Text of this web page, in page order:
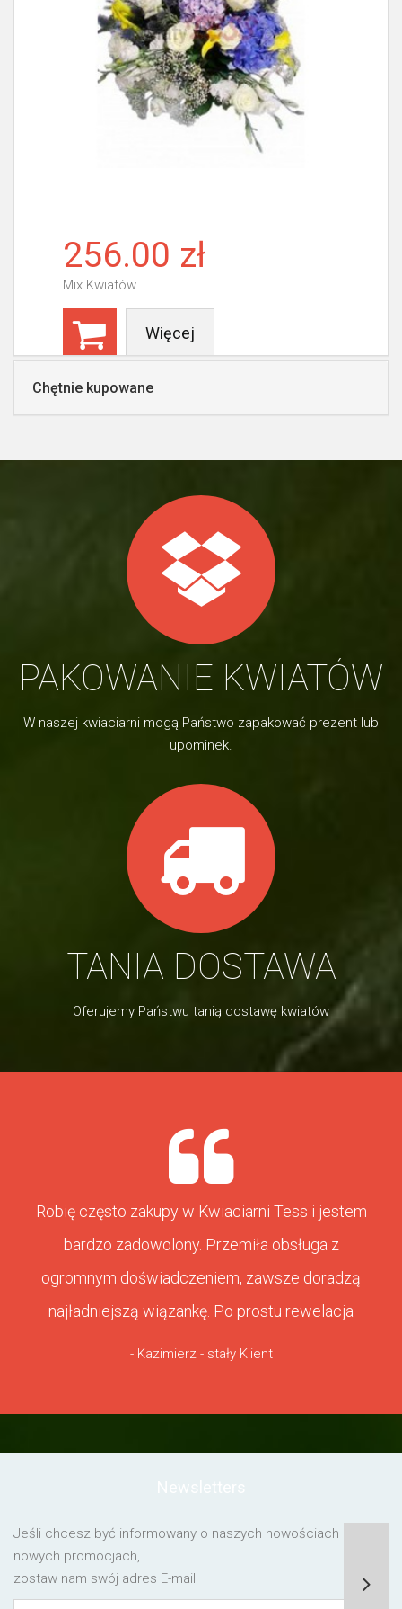
256.00 zł
Mix Kwiatów
Więcej
Chętnie kupowane
PAKOWANIE KWIATÓW
W naszej kwiaciarni mogą Państwo zapakować prezent lub
upominek.
TANIA DOSTAWA
Oferujemy Państwu tanią dostawę kwiatów
Robię często zakupy w Kwiaciarni Tess i jestem
bardzo zadowolony. Przemiła obsługa z
ogromnym doświadczeniem, zawsze doradzą
najładniejszą wiązankę. Po prostu rewelacja
- Kazimierz - stały Klient
Jeśli chcesz być informowany o naszych nowościach lub o
nowych promocjach,
zostaw nam swój adres E-mail